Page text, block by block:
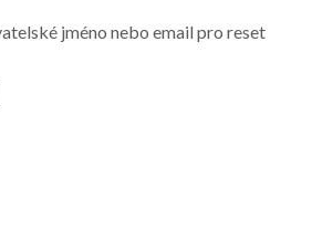
jméno nebo email pro reset